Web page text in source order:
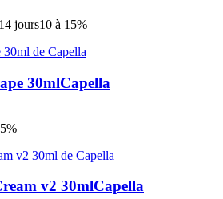
jours10 à 15%
30mlCapella
v2 30mlCapella